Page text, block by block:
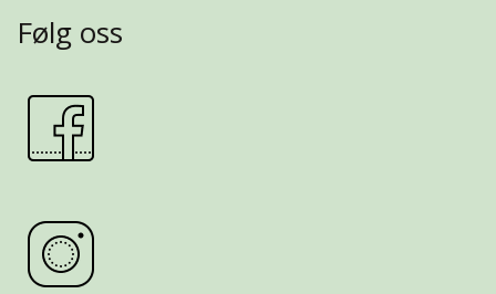
Følg oss